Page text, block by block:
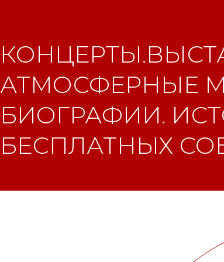
АТМОСФЕРНЫЕ
БИОГРАФИИ.
БЕСПЛАТНЫХ